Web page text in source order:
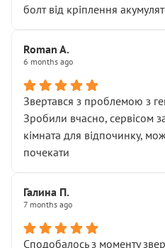
болт від кріплення
Roman A.
6 months ago
Звертався з проблемою з
Зробили вчасно, сервісом
кімната для відпочинку,
почекати
Галина П.
7 months ago
Сподобалось з моменту